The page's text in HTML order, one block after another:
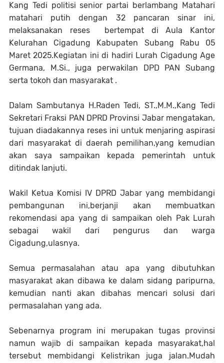
Kang Tedi politisi senior partai berlambang Matahari
matahari putih dengan 32 pancaran sinar ini,
melaksanakan reses bertempat di Aula Kantor
Kelurahan Cigadung Kabupaten Subang Rabu 05
Maret 2025.Kegiatan ini di hadiri Lurah Cigadung Age
Germana, M.Si., juga perwakilan DPD PAN Subang
serta tokoh dan masyarakat .
Dalam Sambutanya H.Raden Tedi, ST.,M.M.,Kang Tedi
Sekretari Fraksi PAN DPRD Provinsi Jabar mengatakan,
tujuan diadakannya reses ini untuk menjaring aspirasi
dari masyarakat di daerah pemilihan,yang kemudian
akan saya sampaikan kepada pemerintah untuk
ditindak lanjuti.
Wakil Ketua Komisi IV DPRD Jabar yang membidangi
pembangunan ini,berjanji akan membuatkan
rekomendasi apa yang di sampaikan oleh Pak Lurah
sebagai wakil dari pengurus dan warga
Cigadung,ulasnya.
Semua permasalahan atau apa yang dibutuhkan
masyarakat akan dibawa ke dalam sidang paripurna,
kemudian nanti akan dibahas mencari solusi dari
permasalahan yang ada.
Sebenarnya program ini merupakan tugas provinsi
namun wajib di sampaikan kepada masyarakat,hal
tersebut membidangi Kelistrikan juga jalan.Mudah